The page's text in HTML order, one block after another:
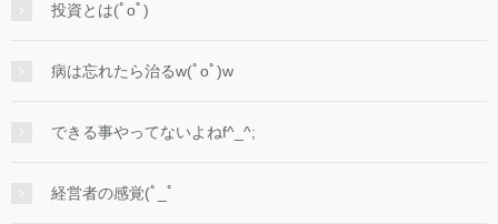
投資とは(ﾟoﾟ)
病は忘れたら治るw(ﾟoﾟ)w
できる事やってないよねf^_^;
経営者の感覚(ﾟ_ﾟ